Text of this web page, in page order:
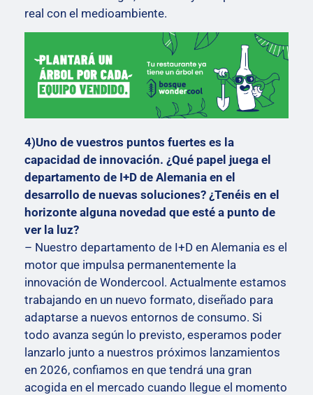
real con el medioambiente.
4)Uno de vuestros puntos fuertes es la
capacidad de innovación. ¿Qué papel juega el
departamento de I+D de Alemania en el
desarrollo de nuevas soluciones? ¿Tenéis en el
horizonte alguna novedad que esté a punto de
ver la luz?
– Nuestro departamento de I+D en Alemania es el
motor que impulsa permanentemente la
innovación de Wondercool. Actualmente estamos
trabajando en un nuevo formato, diseñado para
adaptarse a nuevos entornos de consumo. Si
todo avanza según lo previsto, esperamos poder
lanzarlo junto a nuestros próximos lanzamientos
en 2026, confiamos en que tendrá una gran
acogida en el mercado cuando llegue el momento